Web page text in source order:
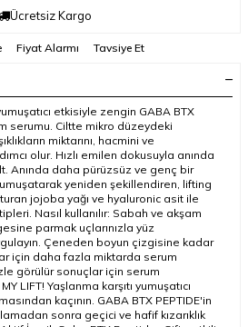
Ücretsiz Kargo
Fiyat Alarmı Tavsiye Et
etkisiyle zengin GABA BTX
serumu. Ciltte mikro düzeydeki
miktarını, hacmini ve
olur. Hızlı emilen dokusuyla anında
Anında daha pürüzsüz ve genç bir
yeniden şekillendiren, lifting
jojoba yağı ve hyaluronic asit ile
Nasıl kullanılır: Sabah ve akşam
parmak uçlarınızla yüz
Çeneden boyun çizgisine kadar
için daha fazla miktarda serum
görülür sonuçlar için serum
LIFT! Yaşlanma karşıtı yumuşatıcı
kaçının. GABA BTX PEPTIDE'in
sonra geçici ve hafif kızarıklık